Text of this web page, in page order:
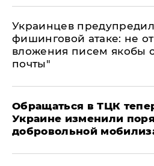
Украинцев
фишинговой атаке: не
вложения писем якобы
почты"
Обращаться в ТЦК
Украине изменили
добровольной